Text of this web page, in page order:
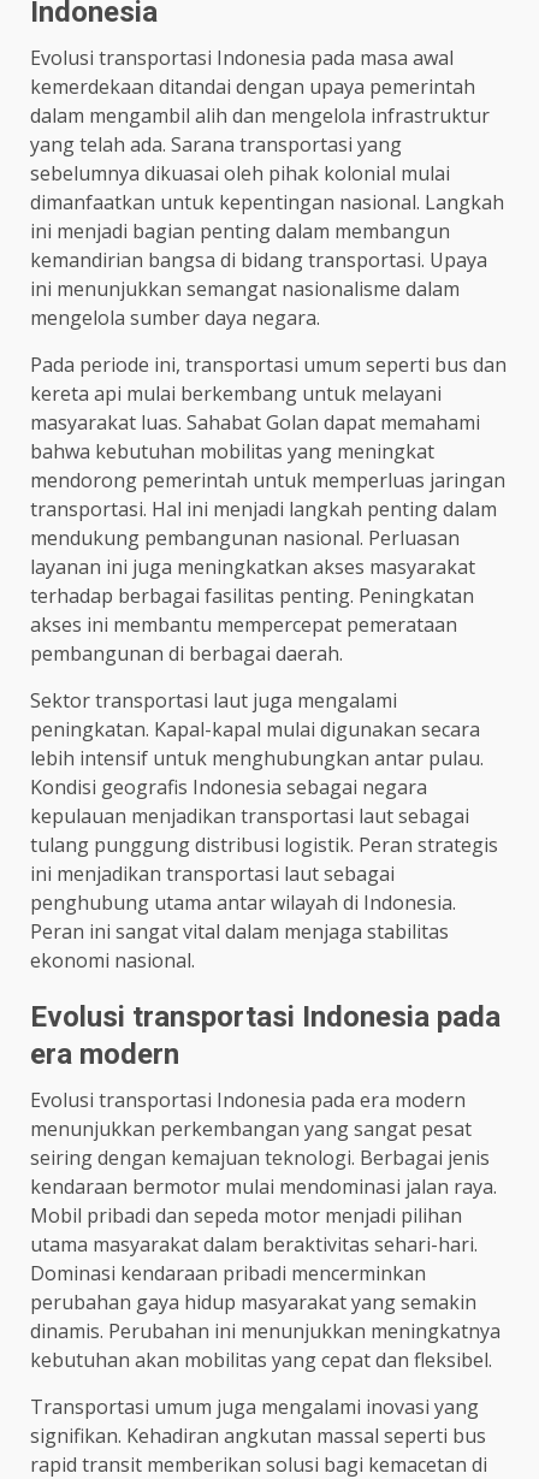
Indonesia
Evolusi transportasi Indonesia pada masa awal
kemerdekaan ditandai dengan upaya pemerintah
dalam mengambil alih dan mengelola infrastruktur
yang telah ada. Sarana transportasi yang
sebelumnya dikuasai oleh pihak kolonial mulai
dimanfaatkan untuk kepentingan nasional. Langkah
ini menjadi bagian penting dalam membangun
kemandirian bangsa di bidang transportasi. Upaya
ini menunjukkan semangat nasionalisme dalam
mengelola sumber daya negara.
Pada periode ini, transportasi umum seperti bus dan
kereta api mulai berkembang untuk melayani
masyarakat luas. Sahabat Golan dapat memahami
bahwa kebutuhan mobilitas yang meningkat
mendorong pemerintah untuk memperluas jaringan
transportasi. Hal ini menjadi langkah penting dalam
mendukung pembangunan nasional. Perluasan
layanan ini juga meningkatkan akses masyarakat
terhadap berbagai fasilitas penting. Peningkatan
akses ini membantu mempercepat pemerataan
pembangunan di berbagai daerah.
Sektor transportasi laut juga mengalami
peningkatan. Kapal-kapal mulai digunakan secara
lebih intensif untuk menghubungkan antar pulau.
Kondisi geografis Indonesia sebagai negara
kepulauan menjadikan transportasi laut sebagai
tulang punggung distribusi logistik. Peran strategis
ini menjadikan transportasi laut sebagai
penghubung utama antar wilayah di Indonesia.
Peran ini sangat vital dalam menjaga stabilitas
ekonomi nasional.
Evolusi transportasi Indonesia pada
era modern
Evolusi transportasi Indonesia pada era modern
menunjukkan perkembangan yang sangat pesat
seiring dengan kemajuan teknologi. Berbagai jenis
kendaraan bermotor mulai mendominasi jalan raya.
Mobil pribadi dan sepeda motor menjadi pilihan
utama masyarakat dalam beraktivitas sehari-hari.
Dominasi kendaraan pribadi mencerminkan
perubahan gaya hidup masyarakat yang semakin
dinamis. Perubahan ini menunjukkan meningkatnya
kebutuhan akan mobilitas yang cepat dan fleksibel.
Transportasi umum juga mengalami inovasi yang
signifikan. Kehadiran angkutan massal seperti bus
rapid transit memberikan solusi bagi kemacetan di